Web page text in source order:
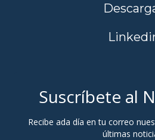
Suscríbete al
Recibe ada día en tu correo
últimas